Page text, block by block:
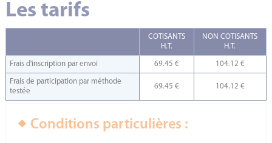
Les tarifs
COTISANTS
H.T.
NON COTISANTS
H.T.
Frais d'inscription par envoi 69.45 € 104.12 €
Frais de participation par méthode
testée
69.45 € 104.12 €
Conditions particulières :